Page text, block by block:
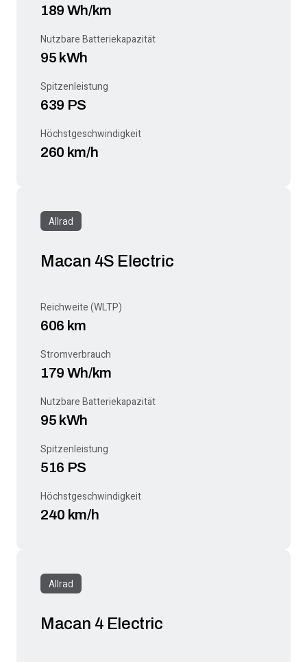
189 Wh/km
Nutzbare Batteriekapazität
95 kWh
Spitzenleistung
639 PS
Höchstgeschwindigkeit
260 km/h
Allrad
Macan 4S Electric
Reichweite (WLTP)
606 km
Stromverbrauch
179 Wh/km
Nutzbare Batteriekapazität
95 kWh
Spitzenleistung
516 PS
Höchstgeschwindigkeit
240 km/h
Allrad
Macan 4 Electric